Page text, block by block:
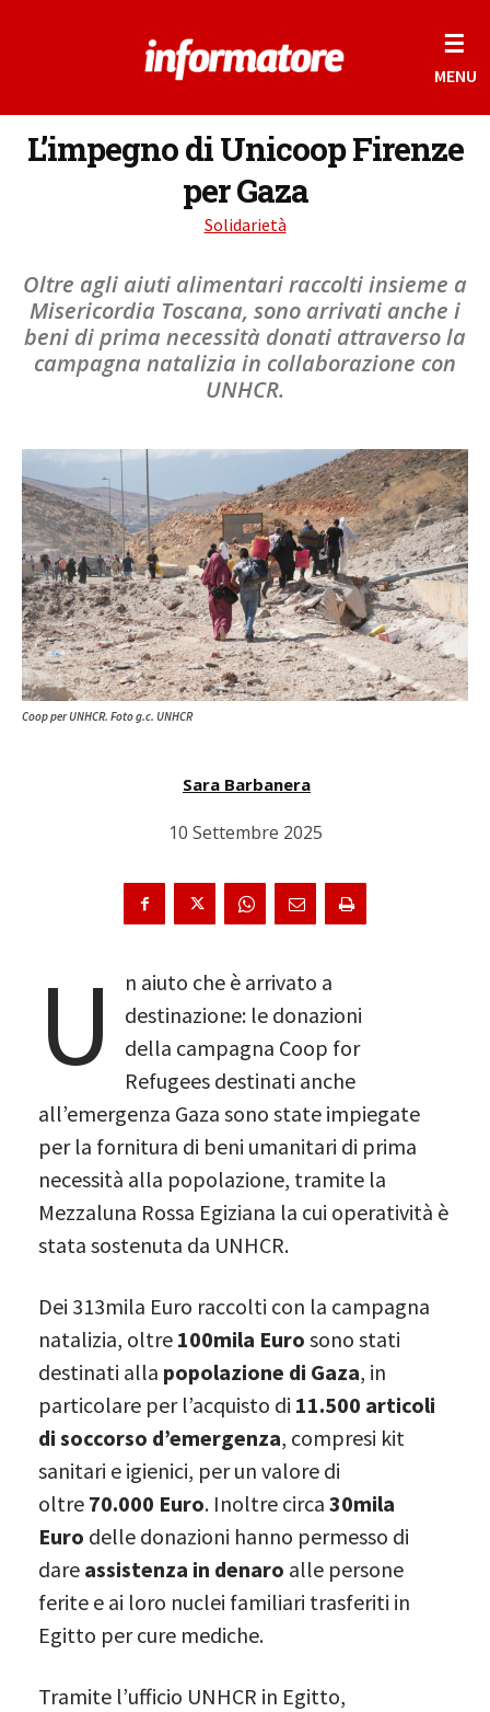
☰
MENU
L’impegno di Unicoop Firenze
per Gaza
Solidarietà
Oltre agli aiuti alimentari raccolti insieme a
Misericordia Toscana, sono arrivati anche i
beni di prima necessità donati attraverso la
campagna natalizia in collaborazione con
UNHCR.
Coop per UNHCR. Foto g.c. UNHCR
Sara Barbanera
10 Settembre 2025
U
n aiuto che è arrivato a
destinazione: le donazioni
della campagna Coop for
Refugees destinati anche
all’emergenza Gaza sono state impiegate
per la fornitura di beni umanitari di prima
necessità alla popolazione, tramite la
Mezzaluna Rossa Egiziana la cui operatività è
stata sostenuta da UNHCR.
Dei 313mila Euro raccolti con la campagna
natalizia, oltre 100mila Euro sono stati
destinati alla popolazione di Gaza, in
particolare per l’acquisto di 11.500 articoli
di soccorso d’emergenza, compresi kit
sanitari e igienici, per un valore di
oltre 70.000 Euro. Inoltre circa 30mila
Euro delle donazioni hanno permesso di
dare assistenza in denaro alle persone
ferite e ai loro nuclei familiari trasferiti in
Egitto per cure mediche.
Tramite l’ufficio UNHCR in Egitto,